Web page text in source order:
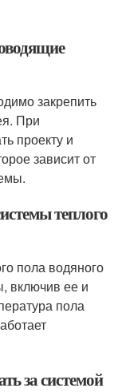
закрепить
При
проекту и
зависит от
теплого
пола водяного
включив ее и
пола
за системой